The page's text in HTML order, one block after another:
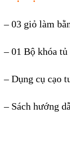
– 03 giỏ làm
– 01 Bộ khóa tủ
– Dụng cụ cạo
– Sách hướng